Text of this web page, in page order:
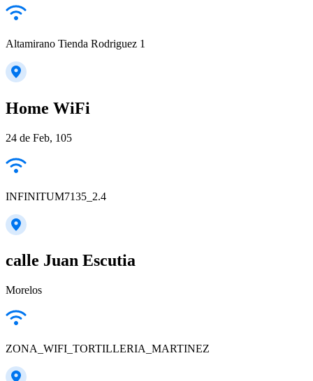
Altamirano Tienda Rodriguez 1
Home WiFi
24 de Feb, 105
INFINITUM7135_2.4
calle Juan Escutia
Morelos
ZONA_WIFI_TORTILLERIA_MARTINEZ